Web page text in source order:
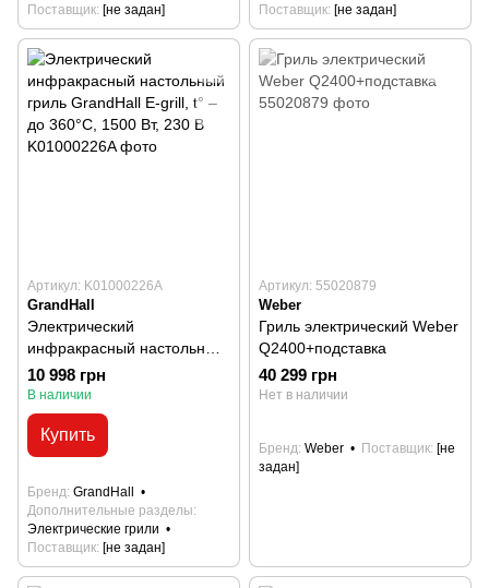
Поставщик [не задан]
Поставщик [не задан]
Артикул: K01000226A
GrandHall
Электрический
инфракрасный настольный
гриль GrandHall E-grill, t° –
до 360°С, 1500 Вт, 230 В
10 998 грн
В наличии
Купить
Бренд GrandHall
Дополнительные разделы
Электрические грили
Поставщик [не задан]
Артикул: 55020879
Weber
Гриль электрический Weber
Q2400+подставка
40 299 грн
Нет в наличии
Бренд Weber Поставщик [не
задан]